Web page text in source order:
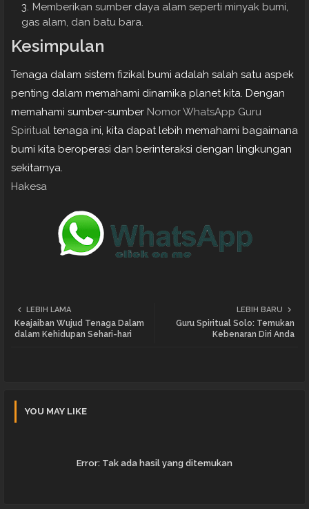
Memberikan sumber daya alam seperti minyak bumi,
gas alam, dan batu bara.
Kesimpulan
Tenaga dalam sistem fizikal bumi adalah salah satu aspek
penting dalam memahami dinamika planet kita. Dengan
memahami sumber-sumber Nomor WhatsApp Guru
Spiritual tenaga ini, kita dapat lebih memahami bagaimana
bumi kita beroperasi dan berinteraksi dengan lingkungan
sekitarnya.
Hakesa
LEBIH BARU
Guru Spiritual Solo: Temukan
Kebenaran Diri Anda
LEBIH LAMA
Keajaiban Wujud Tenaga Dalam
dalam Kehidupan Sehari-hari
YOU MAY LIKE
Error: Tak ada hasil yang ditemukan